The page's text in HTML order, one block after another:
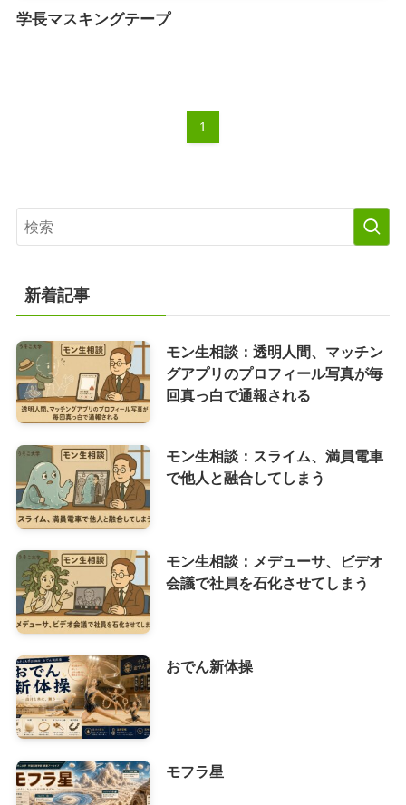
学長マスキングテープ
1
新着記事
モン生相談：透明人間、マッチン
グアプリのプロフィール写真が毎
回真っ白で通報される
モン生相談：スライム、満員電車
で他人と融合してしまう
モン生相談：メデューサ、ビデオ
会議で社員を石化させてしまう
おでん新体操
モフラ星